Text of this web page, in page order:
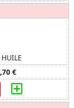
HUILE
€